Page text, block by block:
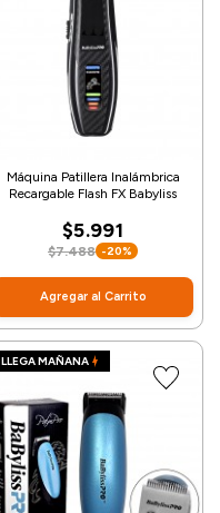
Máquina Patillera Inalámbrica
Recargable Flash FX Babyliss
$5.991
$7.488 -20%
Agregar al Carrito
LLEGA MAÑANA